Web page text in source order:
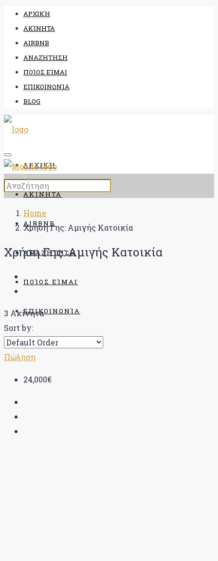
ΑΡΧΙΚΉ
ΑΚΊΝΗΤΑ
AIRBNB
ΑΝΑΖΉΤΗΣΗ
ΠΟΊΟΣ ΕΊΜΑΙ
ΕΠΙΚΟΙΝΩΝΊΑ
BLOG
ΑΡΧΙΚΉ
ΑΚΊΝΗΤΑ
AIRBNB
ΑΝΑΖΉΤΗΣΗ
ΠΟΊΟΣ ΕΊΜΑΙ
ΕΠΙΚΟΙΝΩΝΊΑ
BLOG
Home
Χρήση Γης: Αμιγής Κατοικία
Χρήση Γης: Αμιγής Κατοικία
3 Ακίνητα
Sort by:
Πώληση
24,000€